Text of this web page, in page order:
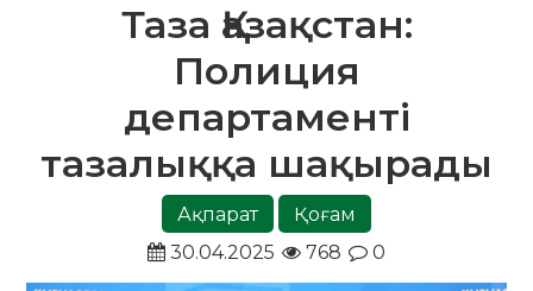
Таза Қазақстан:
Полиция
департаменті
тазалыққа шақырады
Ақпарат
Қоғам
30.04.2025
768 0